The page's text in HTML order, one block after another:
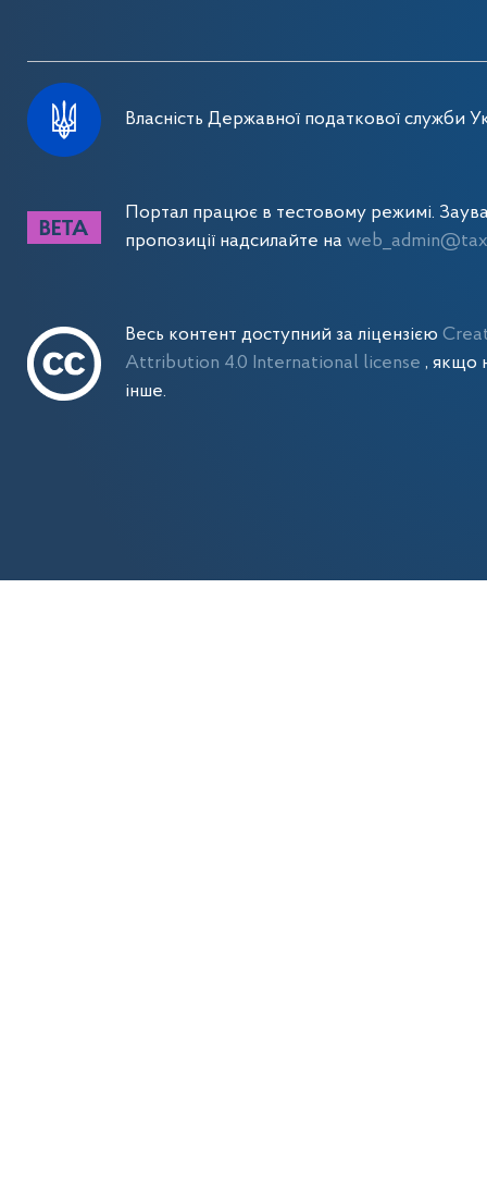
Власність Державної податкової служби
Портал працює в тестовому режимі.
пропозиції надсилайте на
Весь контент доступний за ліцензією
Attribution 4.0 International license , якщо
інше.